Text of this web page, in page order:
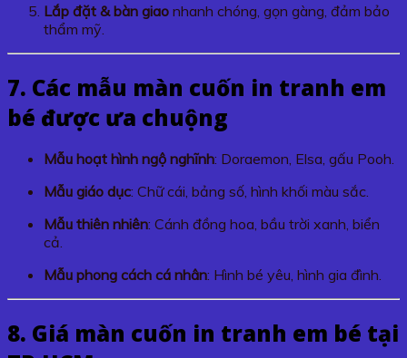
Lắp đặt & bàn giao nhanh chóng, gọn gàng, đảm bảo
thẩm mỹ.
7. Các mẫu màn cuốn in tranh em
bé được ưa chuộng
Mẫu hoạt hình ngộ nghĩnh: Doraemon, Elsa, gấu Pooh.
Mẫu giáo dục: Chữ cái, bảng số, hình khối màu sắc.
Mẫu thiên nhiên: Cánh đồng hoa, bầu trời xanh, biển
cả.
Mẫu phong cách cá nhân: Hình bé yêu, hình gia đình.
8. Giá màn cuốn in tranh em bé tại